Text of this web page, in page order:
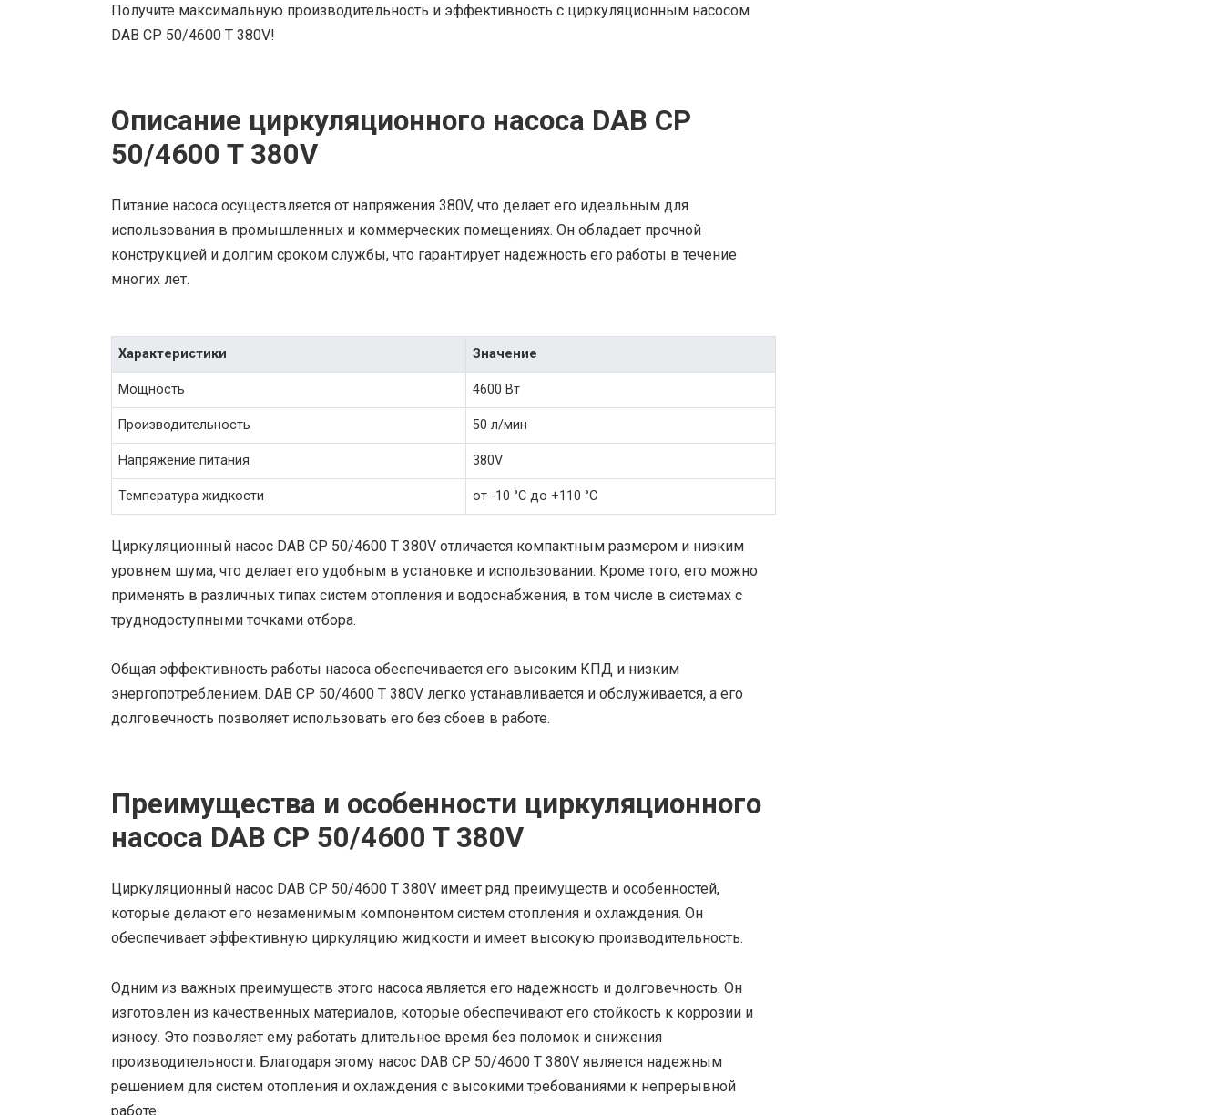
Получите максимальную производительность и эффективность с циркуляционным насосом
DAB CP 50/4600 T 380V!
Описание циркуляционного насоса DAB CP
50/4600 T 380V
Питание насоса осуществляется от напряжения 380V, что делает его идеальным для
использования в промышленных и коммерческих помещениях. Он обладает прочной
конструкцией и долгим сроком службы, что гарантирует надежность его работы в течение
многих лет.
Характеристики Значение
Мощность 4600 Вт
Производительность 50 л/мин
Напряжение питания 380V
Температура жидкости от -10 °C до +110 °C
Циркуляционный насос DAB CP 50/4600 T 380V отличается компактным размером и низким
уровнем шума, что делает его удобным в установке и использовании. Кроме того, его можно
применять в различных типах систем отопления и водоснабжения, в том числе в системах с
труднодоступными точками отбора.
Общая эффективность работы насоса обеспечивается его высоким КПД и низким
энергопотреблением. DAB CP 50/4600 T 380V легко устанавливается и обслуживается, а его
долговечность позволяет использовать его без сбоев в работе.
Преимущества и особенности циркуляционного
насоса DAB CP 50/4600 T 380V
Циркуляционный насос DAB CP 50/4600 T 380V имеет ряд преимуществ и особенностей,
которые делают его незаменимым компонентом систем отопления и охлаждения. Он
обеспечивает эффективную циркуляцию жидкости и имеет высокую производительность.
Одним из важных преимуществ этого насоса является его надежность и долговечность. Он
изготовлен из качественных материалов, которые обеспечивают его стойкость к коррозии и
износу. Это позволяет ему работать длительное время без поломок и снижения
производительности. Благодаря этому насос DAB CP 50/4600 T 380V является надежным
решением для систем отопления и охлаждения с высокими требованиями к непрерывной
работе.